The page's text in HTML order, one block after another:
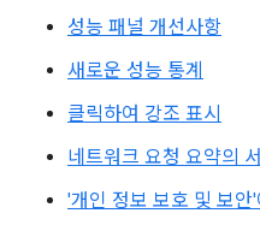
성능 패널 개선사항
새로운 성능 통계
클릭하여 강조 표시
네트워크 요청 요약의
'개인 정보 보호 및 보안